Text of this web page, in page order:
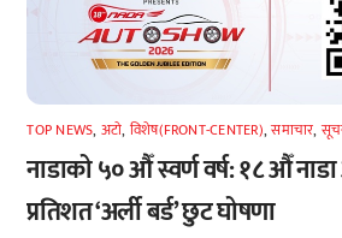
TOP NEWS, अटाे, विशेष(FRONT-CENTER),समाचार,
नाडाको ५० औँ स्वर्ण वर्ष: १८ औँ
प्रतिशत ‘अर्ली बर्ड’ छुट घोषणा